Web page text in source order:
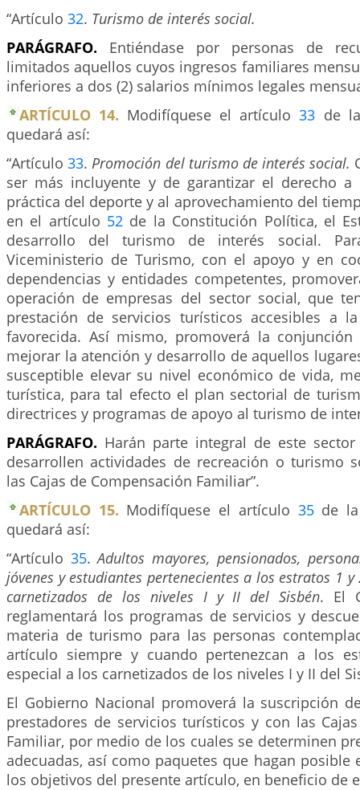
“Artículo 32. Turismo de interés social.
PARÁGRAFO. Entiéndase por personas de
limitados aquellos cuyos ingresos familiares
inferiores a dos (2) salarios mínimos legales
ARTÍCULO 14. Modifíquese el artículo33 de
quedará así:
“Artículo33.Promoción del turismo de interés social.
ser más incluyente y de garantizar el derecho
práctica del deporte y al aprovechamiento del
en el artículo 52 de la Constitución Política, el
desarrollo del turismo de interés social.
Viceministerio de Turismo, con el apoyo y en
dependencias y entidades competentes,
operación de empresas del sector social, que
prestación de servicios turísticos accesibles a
favorecida. Así mismo, promoverá la conjunción
mejorar la atención y desarrollo de aquellos
susceptible elevar su nivel económico de vida,
turística, para tal efecto el plan sectorial de
directrices y programas de apoyo al turismo de
PARÁGRAFO. Harán parte integral de este
desarrollen actividades de recreación o turismo
las Cajas de Compensación Familiar”.
ARTÍCULO 15. Modifíquese el artículo 35de la
quedará así:
“Artículo 35.Adultos mayores, pensionados,
jóvenes y estudiantes pertenecientes a los estratos 1
carnetizados de los niveles I y II del Sisbén. El
reglamentará los programas de servicios y
materia de turismo para las personas
artículo siempre y cuando pertenezcan a los
especial a los carnetizados de los niveles I y II del
El Gobierno Nacional promoverá la suscripción
prestadores de servicios turísticos y con las
Familiar, por medio de los cuales se determinen
adecuadas, así como paquetes que hagan
los objetivos del presente artículo, en beneficio de